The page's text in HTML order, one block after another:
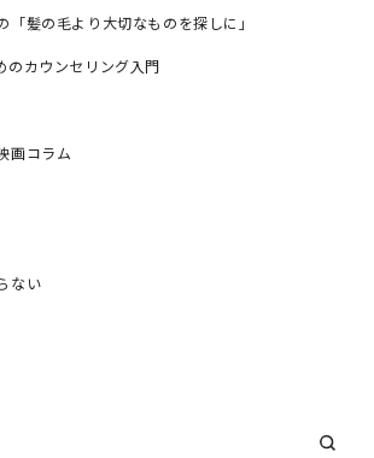
「髪の毛より大切なものを探しに」
のカウンセリング入門
画コラム
ない